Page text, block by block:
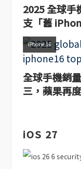
2025 全球手
支「舊
iPhone 16
全球手機銷
三，蘋果再
iOS 27